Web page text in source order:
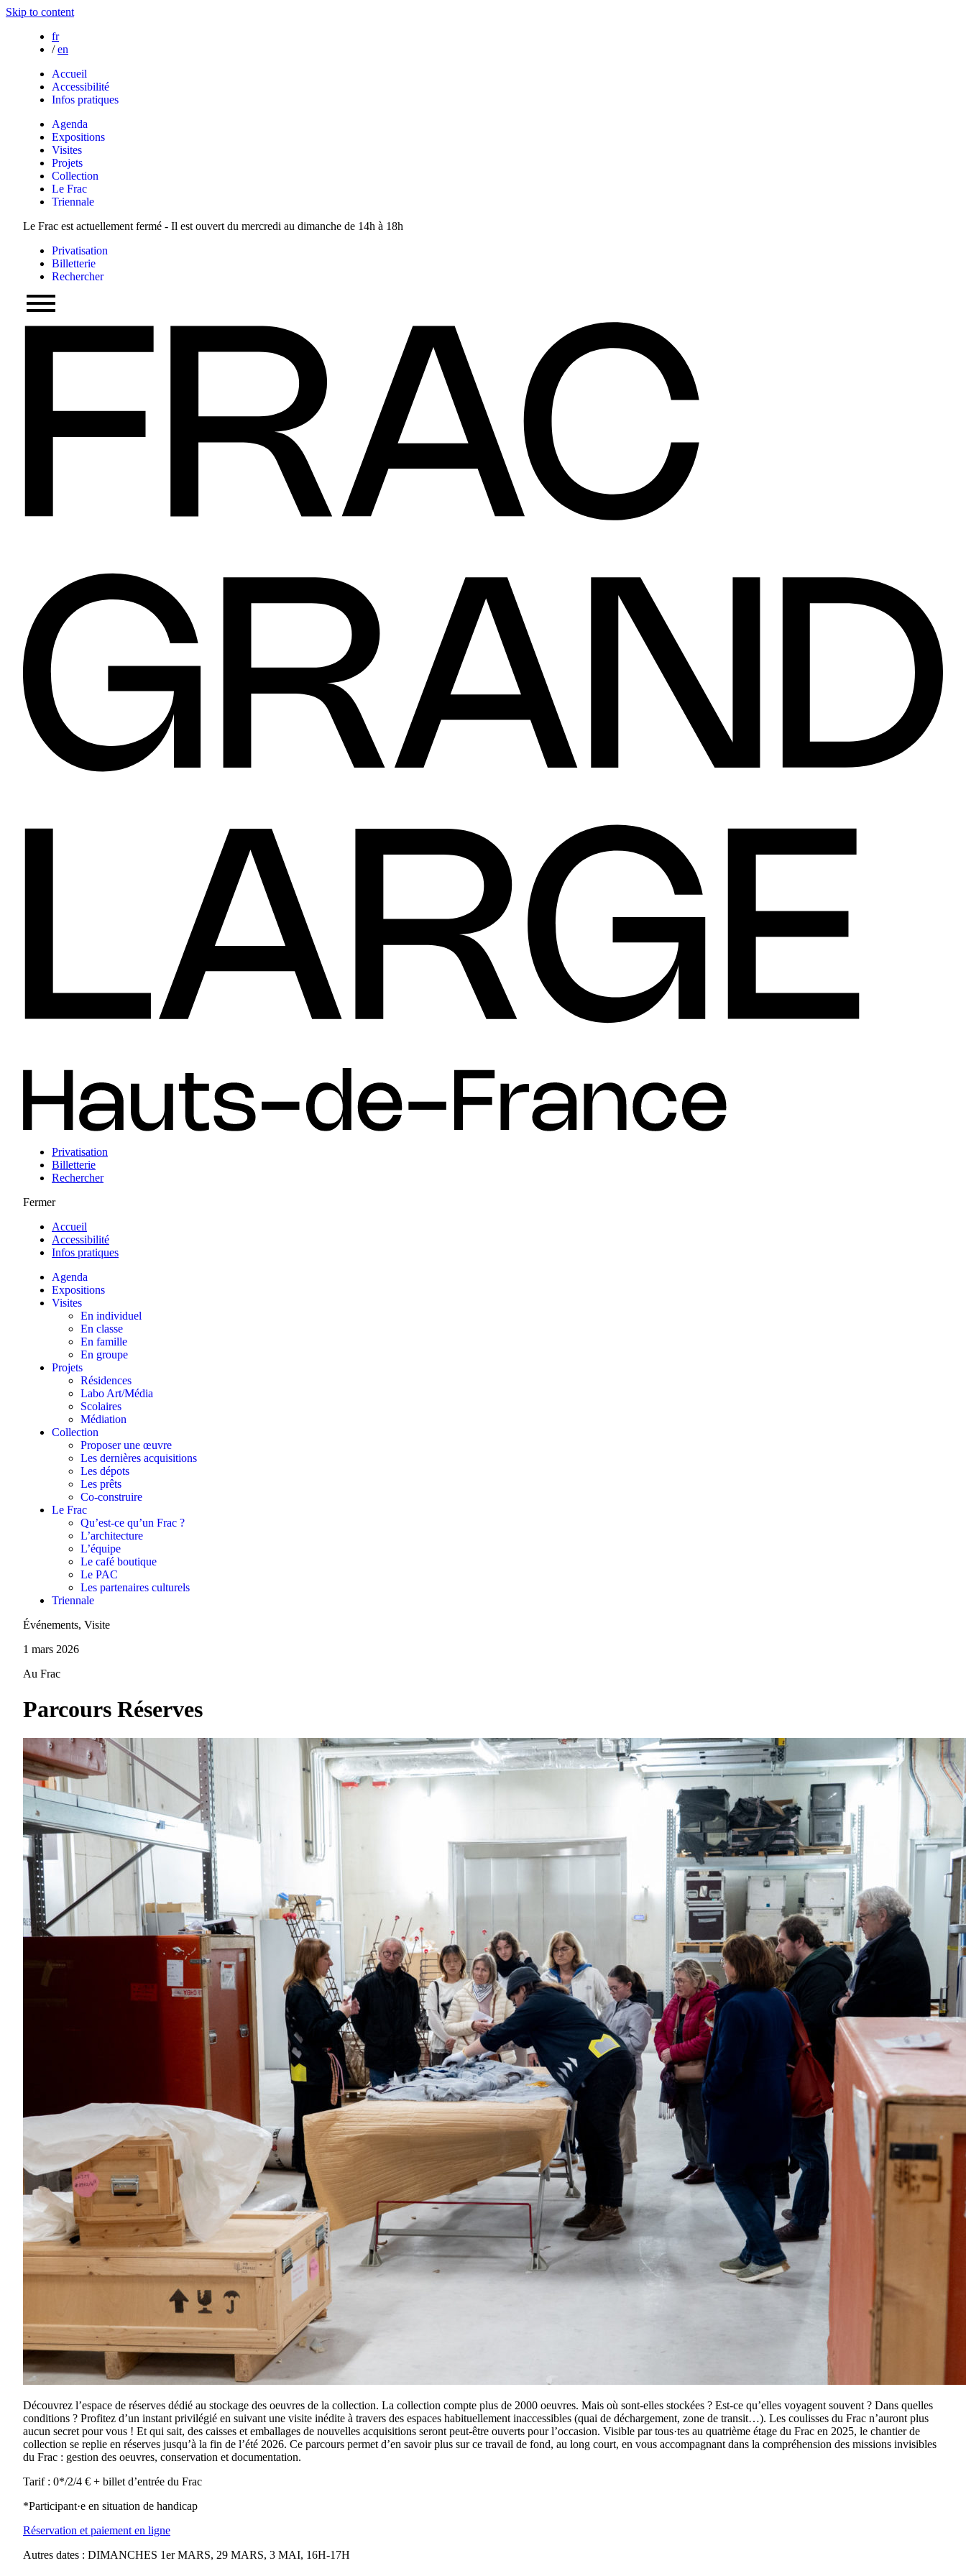
Skip to content
fr
/ en
Accueil
Accessibilité
Infos pratiques
Agenda
Expositions
Visites
Projets
Collection
Le Frac
Triennale
Le Frac est actuellement fermé - Il est ouvert du mercredi au dimanche de 14h à 18h
Privatisation
Billetterie
Rechercher
Privatisation
Billetterie
Rechercher
Fermer
Accueil
Accessibilité
Infos pratiques
Agenda
Expositions
Visites
En individuel
En classe
En famille
En groupe
Projets
Résidences
Labo Art/Média
Scolaires
Médiation
Collection
Proposer une œuvre
Les dernières acquisitions
Les dépots
Les prêts
Co-construire
Le Frac
Qu’est-ce qu’un Frac ?
L’architecture
L’équipe
Le café boutique
Le PAC
Les partenaires culturels
Triennale
Événements, Visite
1 mars 2026
Au Frac
Parcours Réserves
Découvrez l’espace de réserves dédié au stockage des oeuvres de la collection. La collection compte plus de 2000 oeuvres. Mais où sont-elles stockées ? Est-ce qu’elles voyagent souvent ? Dans quelles
conditions ? Profitez d’un instant privilégié en suivant une visite inédite à travers des espaces habituellement inaccessibles (quai de déchargement, zone de transit…). Les coulisses du Frac n’auront plus
aucun secret pour vous ! Et qui sait, des caisses et emballages de nouvelles acquisitions seront peut-être ouverts pour l’occasion. Visible par tous·tes au quatrième étage du Frac en 2025, le chantier de
collection se replie en réserves jusqu’à la fin de l’été 2026. Ce parcours permet d’en savoir plus sur ce travail de fond, au long court, en vous accompagnant dans la compréhension des missions invisibles
du Frac : gestion des oeuvres, conservation et documentation.
Tarif : 0*/2/4 € + billet d’entrée du Frac
*Participant·e en situation de handicap
Réservation et paiement en ligne
Autres dates : DIMANCHES 1er MARS, 29 MARS, 3 MAI, 16H-17H